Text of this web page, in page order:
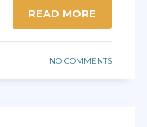
READ MORE
NO COMMENTS